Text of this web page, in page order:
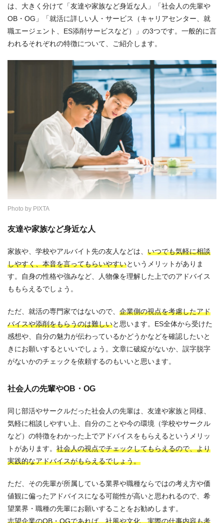
は、大きく分けて「友達や家族など身近な人」「社会人の先輩や
OB・OG」「就活に詳しい人・サービス（キャリアセンター、就
職エージェント、ES添削サービスなど）」の3つです。一般的に言
われるそれぞれの特徴について、ご紹介します。
Photo by PIXTA
友達や家族など身近な人
家族や、学校やアルバイト先の友人などは、 いつでも気軽に相談
しやすく、本音を言ってもらいやすいというメリットがありま
す。自身の性格や強みなど、人物像を理解した上でのアドバイス
ももらえるでしょう。
ただ、就活の専門家ではないので、 企業側の視点を考慮したアド
バイスや添削をもらうのは難しいと思います。ES全体から受けた
感想や、自分の魅力が伝わっているかどうかなどを確認したいと
きにお願いするといいでしょう。文章に破綻がないか、誤字脱字
がないかのチェックを依頼するのもいいと思います。
社会人の先輩やOB・OG
同じ部活やサークルだった社会人の先輩は、友達や家族と同様、
気軽に相談しやすい上、自分のことや今の環境（学校やサークル
など）の特徴をわかった上でアドバイスをもらえるというメリッ
トがあります。 社会人の視点でチェックしてもらえるので、より
実践的なアドバイスがもらえるでしょう。
ただ、その先輩が所属している業界や職種ならではの考え方や価
値観に偏ったアドバイスになる可能性が高いと思われるので、希
望業界・職種の先輩にお願いすることをお勧めします。
志望企業のOB・OGであれば、社風や文化、実際の仕事内容も考